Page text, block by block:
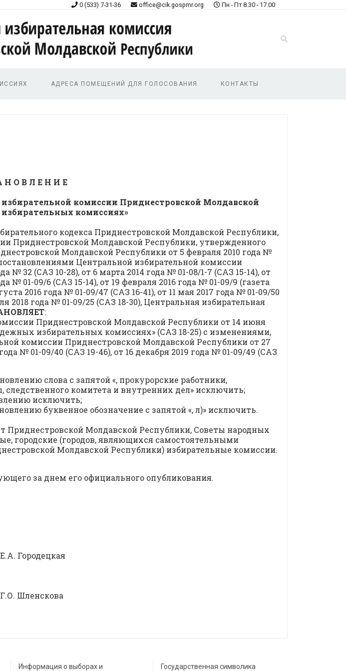
0 (533) 7-31-36 office@cik.gospmr.org Пн - Пт 8.30 - 17.00
АДРЕСА ПОМЕЩЕНИЙ ДЛЯ ГОЛОСОВАНИЯ КОНТАКТЫ
Н О В Л Е Н И Е
комиссии Приднестровской Молдавской
комиссиях»
кодекса Приднестровской Молдавской Республики,
Приднестровской Молдавской Республики, утвержденного
Молдавской Республики от 5 февраля 2010 года №
Центральной избирательной комиссии
32 (САЗ 10-28), от 6 марта 2014 года № 01-08/1-7 (САЗ 15-14), от
№ 01-09/6 (САЗ 15-14), от 19 февраля 2016 года № 01-09/9 (газета
2016 года № 01-09/47 (САЗ 16-41), от 11 мая 2017 года № 01-09/50
2018 года № 01-09/25 (САЗ 18-30), Центральная избирательная
:
Приднестровской Молдавской Республики от 14 июня
избирательных комиссиях» (САЗ 18-25) с изменениями,
комиссии Приднестровской Молдавской Республики от 27
№ 01-09/40 (САЗ 19-46), от 16 декабря 2019 года № 01-09/49 (САЗ
слова с запятой «, прокурорские работники,
следственного комитета и внутренних дел» исключить;
исключить;
буквенное обозначение с запятой «, л)» исключить.
Приднестровской Молдавской Республики, Советы народных
городские (городов, являющихся самостоятельными
Молдавской Республики) избирательные комиссии.
за днем его официального опубликования.
Шленскова
Информация о выборах и Государственная символика